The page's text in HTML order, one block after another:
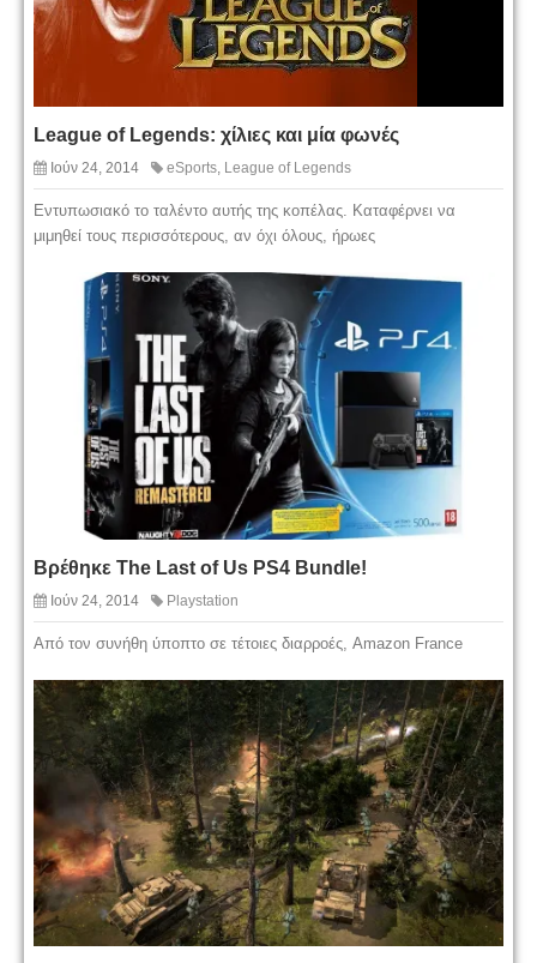
League of Legends: χίλιες και μία φωνές
Ιούν 24, 2014 eSports, League of Legends
Εντυπωσιακό το ταλέντο αυτής της κοπέλας. Καταφέρνει να
μιμηθεί τους περισσότερους, αν όχι όλους, ήρωες
Βρέθηκε The Last of Us PS4 Bundle!
Ιούν 24, 2014 Playstation
Από τον συνήθη ύποπτο σε τέτοιες διαρροές, Amazon France